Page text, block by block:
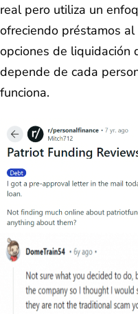
real pero utiliza un
ofreciendo préstamos
opciones de liquidación
depende de cada
funciona.